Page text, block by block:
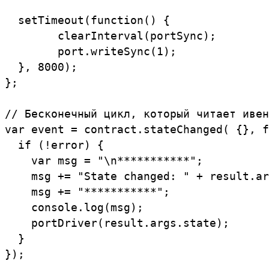
  setTimeout(function() {
        clearInterval(portSync);
        port.writeSync(1);
  }, 8000);
};
// Бесконечный цикл, который читает
var event = contract.stateChanged(
  if (!error) {
    var msg = "\n***********";
msg += "State changed: " +
    msg += "***********";
    console.log(msg);
    portDriver(result.args.state);
  }
});